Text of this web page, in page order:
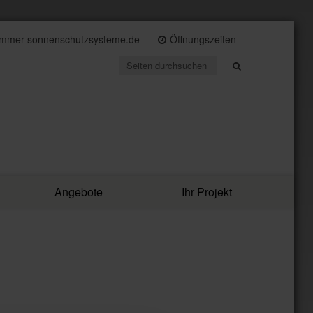
sonnenschutzsysteme.de Öffnungszeiten
Angebote Ihr Projekt